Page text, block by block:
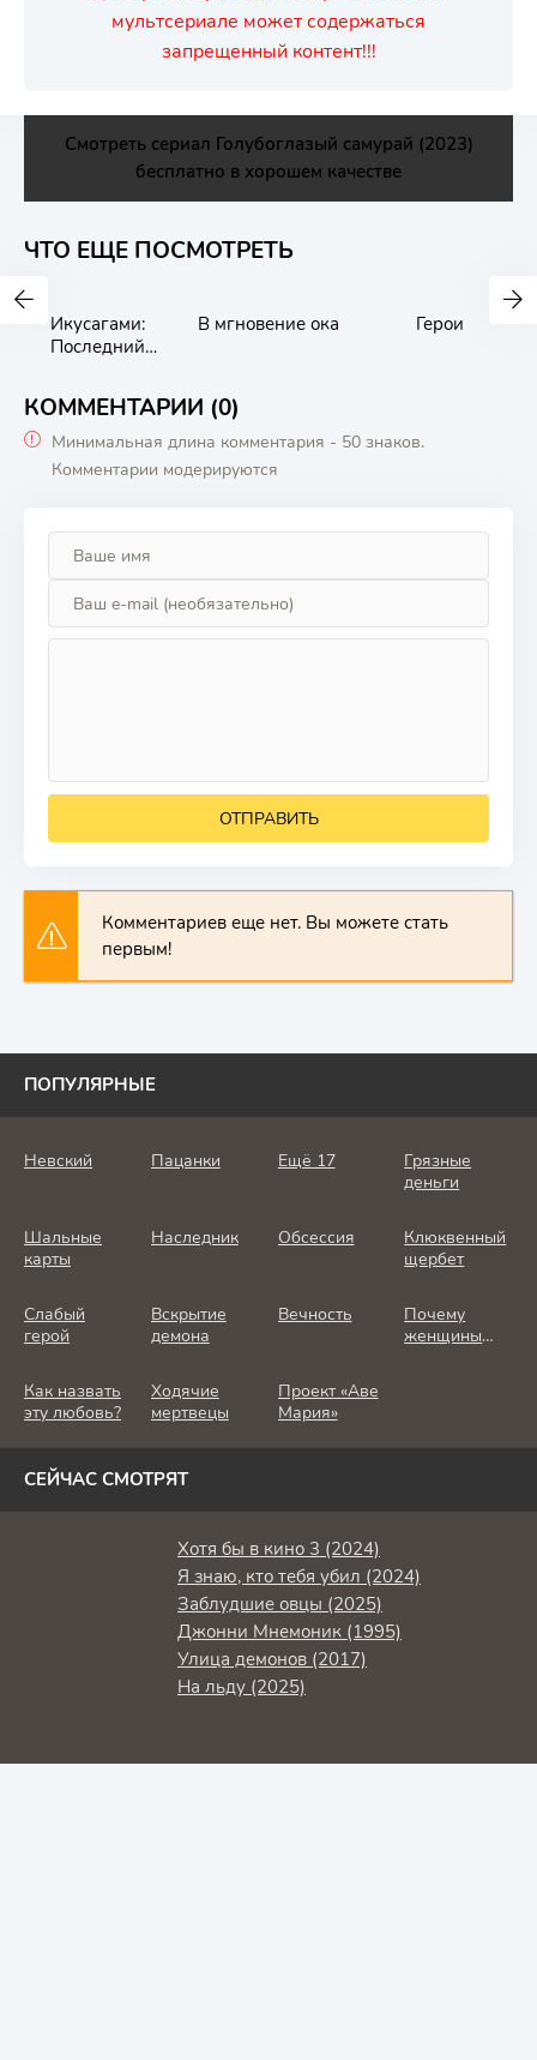
мультсериале может содержаться
запрещенный контент!!!
Смотреть сериал Голубоглазый самурай (2023)
бесплатно в хорошем качестве
ЧТО ЕЩЕ ПОСМОТРЕТЬ
Икусагами:
Последний
В мгновение ока Герои
КОММЕНТАРИИ (0)
Минимальная длина комментария - 50 знаков.
Комментарии модерируются
ОТПРАВИТЬ
Комментариев еще нет. Вы можете стать
первым!
ПОПУЛЯРНЫЕ
Невский Пацанки Ещё 17
Грязные
деньги
Шальные
карты
Наследник Обсессия
Клюквенный
щербет
Слабый
герой
Вскрытие
демона
Вечность
Почему
женщины
Как назвать
эту любовь?
Ходячие
мертвецы
Проект «Аве
Мария»
СЕЙЧАС СМОТРЯТ
Хотя бы в кино 3 (2024)
Я знаю, кто тебя убил (2024)
Заблудшие овцы (2025)
Джонни Мнемоник (1995)
Улица демонов (2017)
На льду (2025)